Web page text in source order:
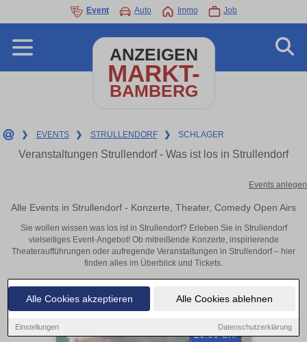
Alle Cookies akzeptieren Alle Cookies ablehnen
Einstellungen Datenschutzerklärung
Event Auto Immo Job
ANZEIGEN
MARKT-
BAMBERG
❯ EVENTS ❯ STRULLENDORF ❯ SCHLAGER
Veranstaltungen Strullendorf - Was ist los in Strullendorf
Events anlegen
Alle Events in Strullendorf - Konzerte, Theater, Comedy Open Airs
Sie wollen wissen was los ist in Strullendorf? Erleben Sie in Strullendorf
vielseitiges Event-Angebot! Ob mitreißende Konzerte, inspirierende
Theateraufführungen oder aufregende Veranstaltungen in Strullendorf – hier
finden alles im Überblick und Tickets.
20:00 Uhr